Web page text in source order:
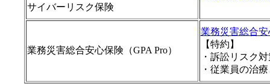
サイバーリスク保険
業務災害総合安心保険（GPA Pro）
業務災害総合
【特約】
・訴訟リスク
・従業員の治